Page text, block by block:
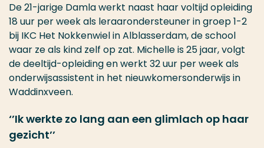
De 21-jarige Damla werkt naast haar voltijd opleiding
18 uur per week als leraarondersteuner in groep 1-2
bij IKC Het Nokkenwiel in Alblasserdam, de school
waar ze als kind zelf op zat. Michelle is 25 jaar, volgt
de deeltijd-opleiding en werkt 32 uur per week als
onderwijsassistent in het nieuwkomersonderwijs in
Waddinxveen.
‘’Ik werkte zo lang aan een glimlach op haar
gezicht’’